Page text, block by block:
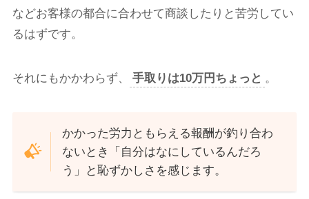
などお客様の都合に合わせて商談したりと苦労してい
るはずです。
それにもかかわらず、 手取りは10万円ちょっと 。
かかった労力ともらえる報酬が釣り合わ
ないとき「自分はなにしているんだろ
う」と恥ずかしさを感じます。